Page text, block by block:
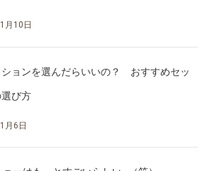
月10日
ションを選んだらいいの？ おすすめセッ
び方
月6日